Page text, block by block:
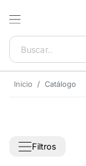
Inicio Catálogo
Filtros